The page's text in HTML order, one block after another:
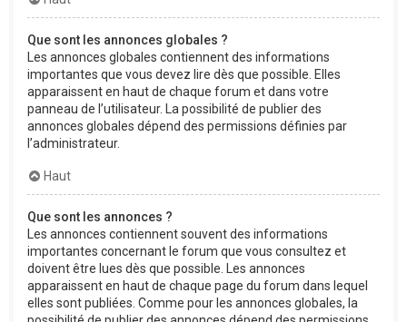
Que sont les annonces globales ?
Les annonces globales contiennent des informations
importantes que vous devez lire dès que possible. Elles
apparaissent en haut de chaque forum et dans votre
panneau de l’utilisateur. La possibilité de publier des
annonces globales dépend des permissions définies par
l’administrateur.
Haut
Que sont les annonces ?
Les annonces contiennent souvent des informations
importantes concernant le forum que vous consultez et
doivent être lues dès que possible. Les annonces
apparaissent en haut de chaque page du forum dans lequel
elles sont publiées. Comme pour les annonces globales, la